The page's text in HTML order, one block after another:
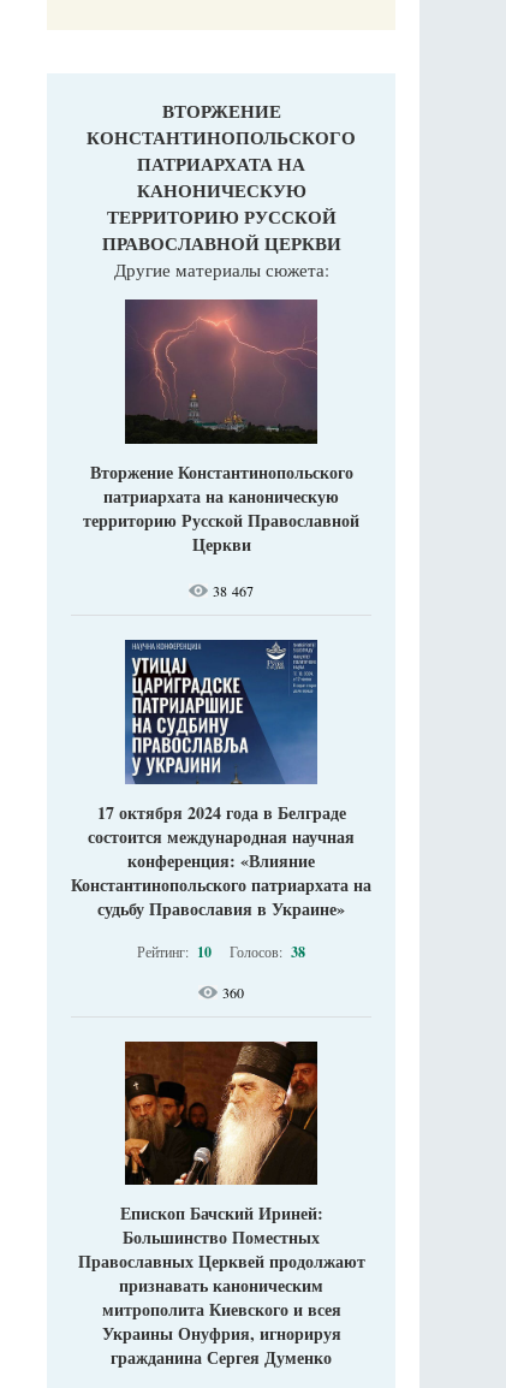
ВТОРЖЕНИЕ
КОНСТАНТИНОПОЛЬСКОГО
ПАТРИАРХАТА НА
КАНОНИЧЕСКУЮ
ТЕРРИТОРИЮ РУССКОЙ
ПРАВОСЛАВНОЙ ЦЕРКВИ
Другие материалы сюжета:
Вторжение Константинопольского
патриархата на каноническую
территорию Русской Православной
Церкви
38 467
17 октября 2024 года в Белграде
состоится международная научная
конференция: «Влияние
Константинопольского патриархата на
судьбу Православия в Украине»
Рейтинг: 10 Голосов: 38
360
Епископ Бачский Ириней:
Большинство Поместных
Православных Церквей продолжают
признавать каноническим
митрополита Киевского и всея
Украины Онуфрия, игнорируя
гражданина Сергея Думенко